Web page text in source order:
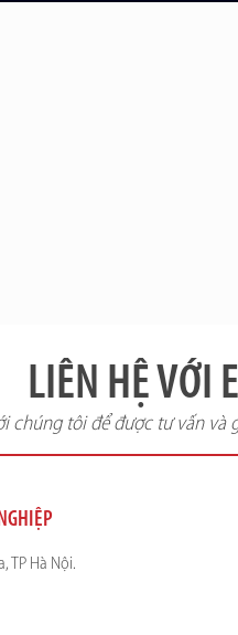
LIÊN HỆ VỚI
chúng tôi để được tư vấn
TP Hà Nội.